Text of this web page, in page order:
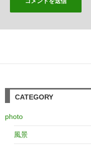
CATEGORY
photo
風景